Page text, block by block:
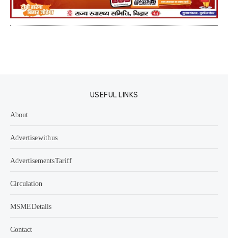
USEFUL LINKS
About
Advertise with us
Advertisements Tariff
Circulation
MSME Details
Contact